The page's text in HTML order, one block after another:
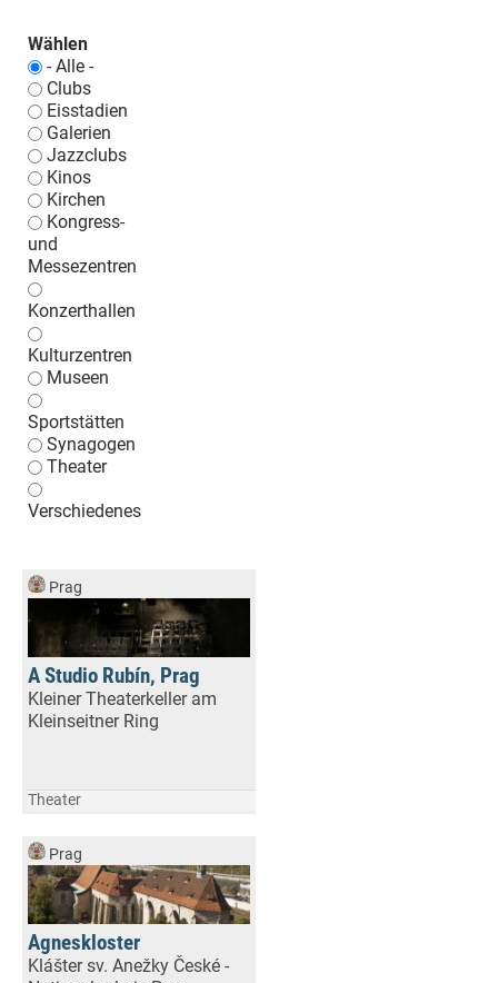
Wählen
- Alle -
Clubs
Eisstadien
Galerien
Jazzclubs
Kinos
Kirchen
Kongress-
und
Messezentren
Konzerthallen
Kulturzentren
Museen
Sportstätten
Synagogen
Theater
Verschiedenes
Prag
A Studio Rubín, Prag
Kleiner Theaterkeller am
Kleinseitner Ring
Theater
Prag
Agneskloster
Klášter sv. Anežky České -